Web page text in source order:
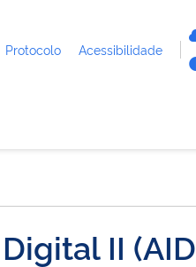
Protocolo Acessibilidade
II (AID